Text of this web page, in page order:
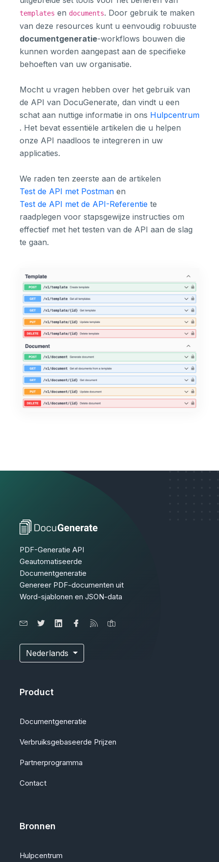
templates en documents. Door gebruik te maken
van deze resources kunt u eenvoudig robuuste
documentgeneratie-workflows bouwen die
kunnen worden aangepast aan de specifieke
behoeften van uw organisatie.
Mocht u vragen hebben over het gebruik van
de API van DocuGenerate, dan vindt u een
schat aan nuttige informatie in ons Hulpcentrum
. Het bevat essentiële artikelen die u helpen
onze API naadloos te integreren in uw
applicaties.
We raden ten zeerste aan de artikelen
Test de API met Postman en
Test de API met de API-Referentie te
raadplegen voor stapsgewijze instructies om
effectief met het testen van de API aan de slag
te gaan.
PDF-Generatie API
Geautomatiseerde
Documentgeneratie
Genereer PDF-documenten uit
Word-sjablonen en JSON-data
Nederlands
Product
Documentgeneratie
Verbruiksgebaseerde Prijzen
Partnerprogramma
Contact
Bronnen
Hulpcentrum